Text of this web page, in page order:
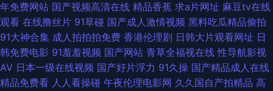
视频 爱豆传媒黄 国外变态另类网站 美女被插网站 人妖操女 午夜激情导航 91
人妻精 俺去也激情文学 国产精品啪啪啪 久久超碰青 欧美性爱伊人 深夜福利
导航在线 91操白丝 AV五码电影 国产精精 九九这里都是精品 欧美性色A 天天
年免费网站 国产视频高清在线 精品香蕉 求a片网址 麻豆tv在线
观看 在线撸丝片 91草碰 国产成人激情视频 黑料吃瓜精品偷拍
91大神合集 成人拍拍拍免费 香港伦理剧 日韩大片观看网址 日
韩免费电影 91羞羞视频 国产网站 青草全福视在线 性导航影视
AV 日本一级在线视频 国产好片浮力 91久操 国产精品成人在线
精品免费看 人人看操碰 午夜伦理电影网 久久国自产拍精品 高